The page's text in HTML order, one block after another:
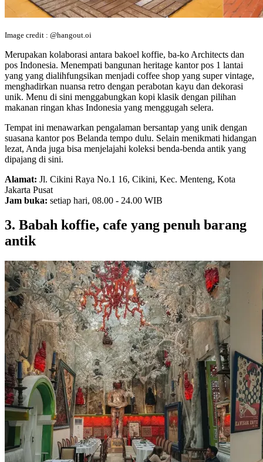
Image credit : @hangout.oi
Merupakan kolaborasi antara bakoel koffie, ba-ko Architects dan
pos Indonesia. Menempati bangunan heritage kantor pos 1 lantai
yang yang dialihfungsikan menjadi coffee shop yang super vintage,
menghadirkan nuansa retro dengan perabotan kayu dan dekorasi
unik. Menu di sini menggabungkan kopi klasik dengan pilihan
makanan ringan khas Indonesia yang menggugah selera.
Tempat ini menawarkan pengalaman bersantap yang unik dengan
suasana kantor pos Belanda tempo dulu. Selain menikmati hidangan
lezat, Anda juga bisa menjelajahi koleksi benda-benda antik yang
dipajang di sini.
Alamat: Jl. Cikini Raya No.1 16, Cikini, Kec. Menteng, Kota
Jakarta Pusat
Jam buka: setiap hari, 08.00 - 24.00 WIB
3. Babah koffie, cafe yang penuh barang
antik